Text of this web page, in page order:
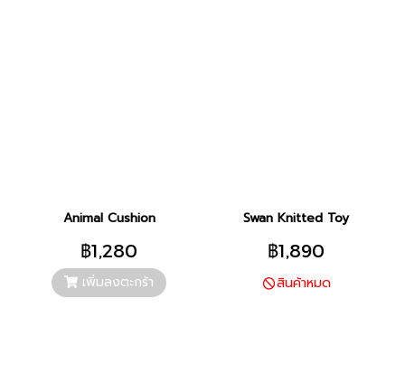
Animal Cushion
฿1,280
เพิ่มลงตะกร้า
Swan Knitted Toy
฿1,890
สินค้าหมด